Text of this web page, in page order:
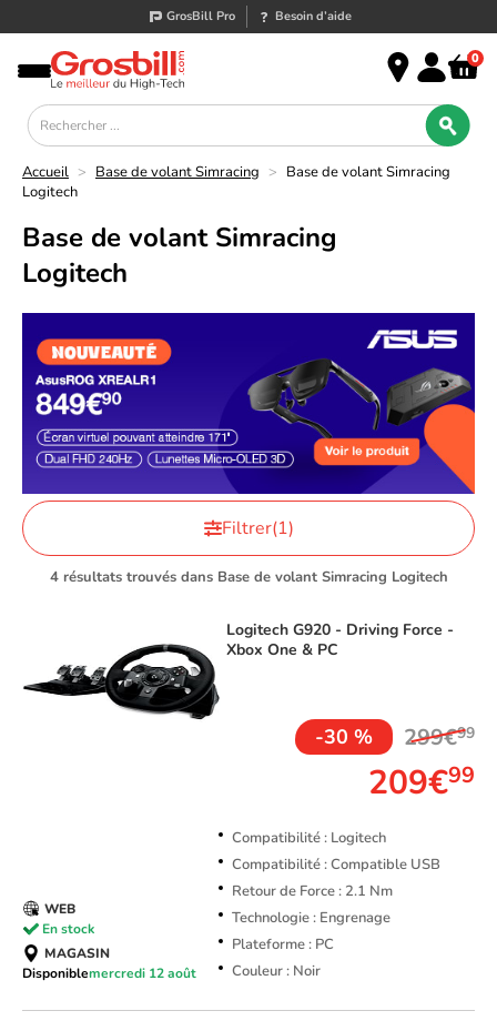
GrosBill Pro Besoin d’aide
0
Accueil > Base de volant Simracing > Base de volant Simracing
Logitech
Base de volant Simracing
Logitech
4 résultats trouvés dans Base de volant Simracing Logitech
Filtrer(1)
Logitech G920 - Driving Force -
Xbox One & PC
-30 % 299€99
209€99
Compatibilité : Logitech
Compatibilité : Compatible USB
Retour de Force : 2.1 Nm
Technologie : Engrenage
Plateforme : PC
Couleur : Noir
WEB
En stock
MAGASIN
Disponiblemercredi 12 août